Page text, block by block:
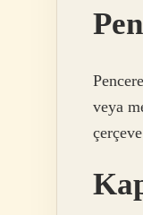
veya